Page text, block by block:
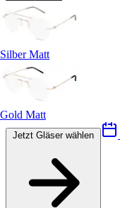
Silber Matt
Gold Matt